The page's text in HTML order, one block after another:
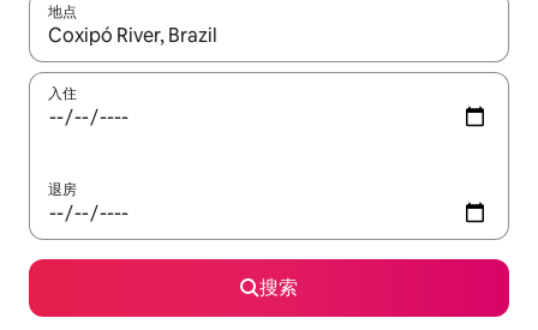
地点
如有搜索结果，请使用上下方向键查看，或通过点击或滑动手势
入住
退房
搜索